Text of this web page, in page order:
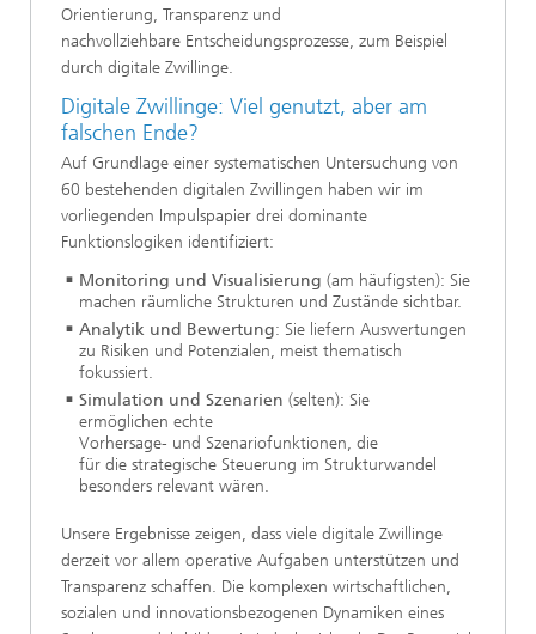
Orientierung, Transparenz und
nachvollziehbare Entscheidungsprozesse, zum Beispiel
durch digitale Zwillinge.
Digitale Zwillinge: Viel genutzt, aber am
falschen Ende?
Auf Grundlage einer systematischen Untersuchung von
60 bestehenden digitalen Zwillingen haben wir im
vorliegenden Impulspapier drei dominante
Funktionslogiken identifiziert:
Monitoring und Visualisierung (am häufigsten): Sie
machen räumliche Strukturen und Zustände sichtbar.
Analytik und Bewertung: Sie liefern Auswertungen
zu Risiken und Potenzialen, meist thematisch
fokussiert.
Simulation und Szenarien (selten): Sie
ermöglichen echte
Vorhersage- und Szenariofunktionen, die
für die strategische Steuerung im Strukturwandel
besonders relevant wären.
Unsere Ergebnisse zeigen, dass viele digitale Zwillinge
derzeit vor allem operative Aufgaben unterstützen und
Transparenz schaffen. Die komplexen wirtschaftlichen,
sozialen und innovationsbezogenen Dynamiken eines